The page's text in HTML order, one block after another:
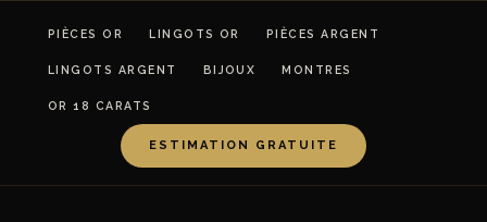
PIÈCES OR LINGOTS OR PIÈCES ARGENT
LINGOTS ARGENT BIJOUX MONTRES
OR 18 CARATS
ESTIMATION GRATUITE